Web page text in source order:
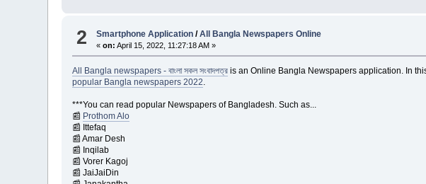
2 Smartphone Application /All Bangla Newspapers Online
«on: April 15, 2022, 11:27:18 AM »
All Bangla newspapers - বাংলা সকল সংবাদপত্র is an Online Bangla Newspapers application. In
popular Bangla newspapers 2022
***You can read popular Newspapers of Bangladesh. Such as...
📰 Prothom Alo
📰 Ittefaq
📰 Amar Desh
📰 Inqilab
📰 Vorer Kagoj
📰 JaiJaiDin